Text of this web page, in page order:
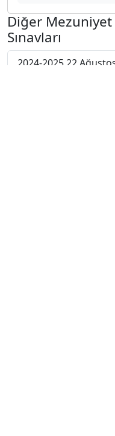
Diğer
Sınavları
2024-2025 22